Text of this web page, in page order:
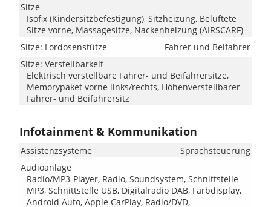
Sitze
Isofix (Kindersitzbefestigung), Sitzheizung, Belüftete
Sitze vorne, Massagesitze, Nackenheizung (AIRSCARF)
Sitze: Lordosenstütze
Fahrer und Beifahrer
Sitze: Verstellbarkeit
Elektrisch verstellbare Fahrer- und Beifahrersitze,
Memorypaket vorne links/rechts, Höhenverstellbarer
Fahrer- und Beifahrersitz
Infotainment & Kommunikation
Assistenzsysteme
Sprachsteuerung
Audioanlage
Radio/MP3-Player, Radio, Soundsystem, Schnittstelle
MP3, Schnittstelle USB, Digitalradio DAB, Farbdisplay,
Android Auto, Apple CarPlay, Radio/DVD,